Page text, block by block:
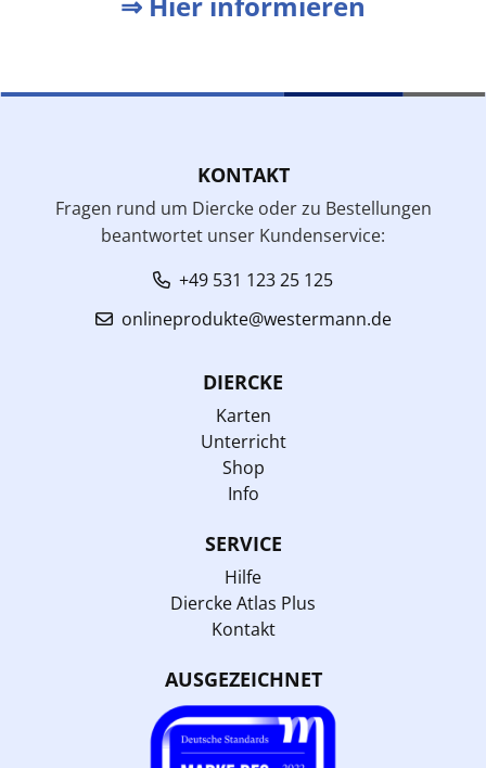
KONTAKT
Fragen rund um Diercke oder zu Bestellungen
beantwortet unser Kundenservice:
+49 531 123 25 125
onlineprodukte@westermann.de
DIERCKE
Karten
Unterricht
Shop
Info
SERVICE
Hilfe
Diercke Atlas Plus
Kontakt
AUSGEZEICHNET